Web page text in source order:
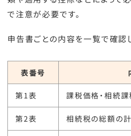
で注意が必要です。
申告書ごとの内容を一覧で確認し
表番号
第1表 課税価格・相続課
第2表 相続税の総額の